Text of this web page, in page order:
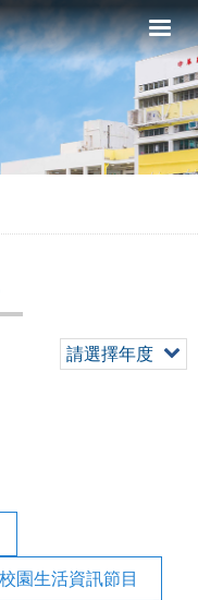
請選擇年度
園生活資訊節目